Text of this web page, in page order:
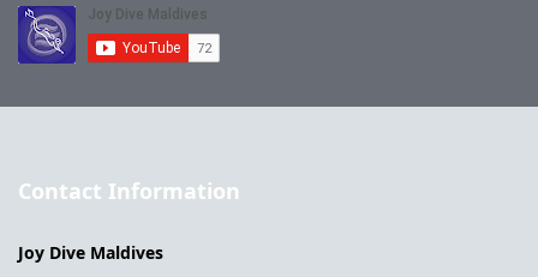
Contact Information
Joy Dive Maldives